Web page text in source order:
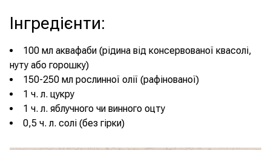
Інгредієнти:
100 мл аквафаби (рідина від консервованої квасолі,
нуту або горошку)
150-250 мл рослинної олії (рафінованої)
1 ч. л. цукру
1 ч. л. яблучного чи винного оцту
0,5 ч. л. солі (без гірки)